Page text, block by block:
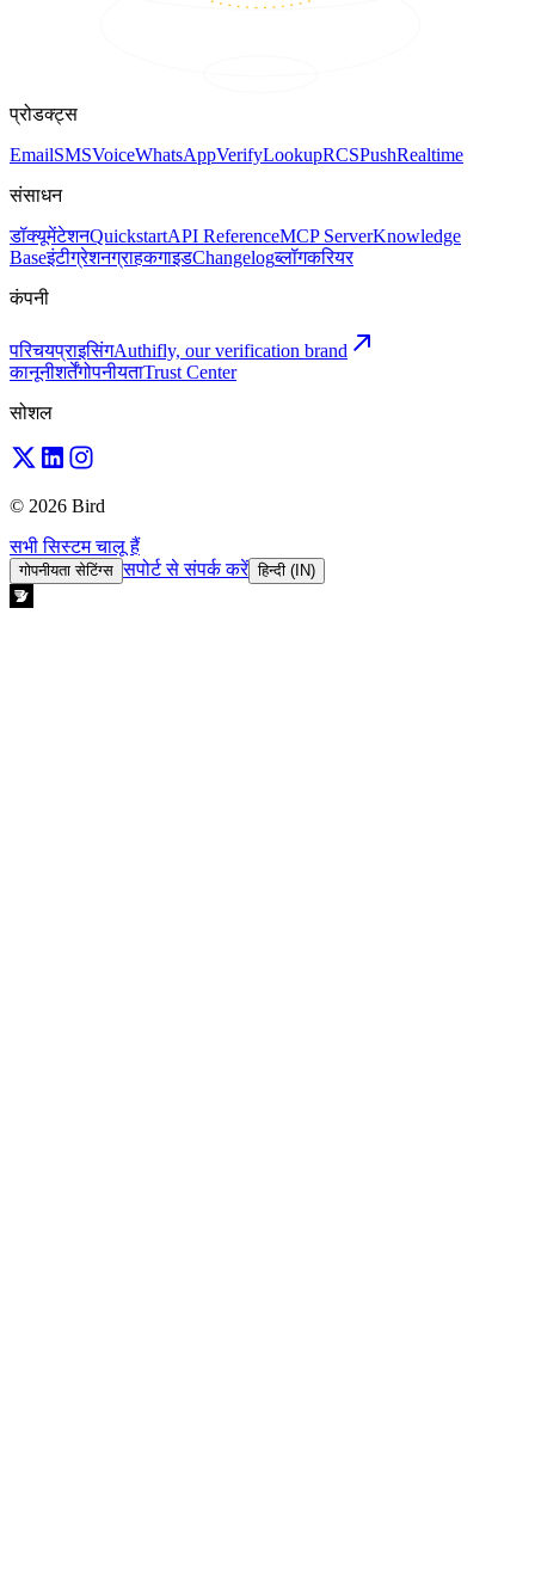
प्रोडक्ट्स
EmailSMSVoiceWhatsAppVerifyLookupRCSPushRealtime
संसाधन
डॉक्यूमेंटेशनQuickstartAPI ReferenceMCP ServerKnowledge
Baseइंटीग्रेशनग्राहकगाइडChangelogब्लॉगकरियर
कंपनी
परिचयप्राइसिंगAuthifly, our verification brand
कानूनीशर्तेंगोपनीयताTrust Center
सोशल
© 2026 Bird
सभी सिस्टम चालू हैं
गोपनीयता सेटिंग्स सपोर्ट से संपर्क करें हिन्दी (IN)